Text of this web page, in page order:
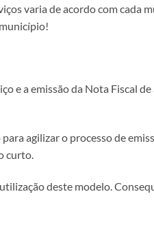
varia de acordo com cada
e a emissão da Nota Fiscal de
agilizar o processo de
curto.
deste modelo.